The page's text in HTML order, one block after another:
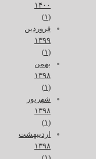
۱۴۰۰
فروردین
۱۳۹۹
بهمن
۱۳۹۸
شهریور
۱۳۹۸
اردیبهشت
۱۳۹۸